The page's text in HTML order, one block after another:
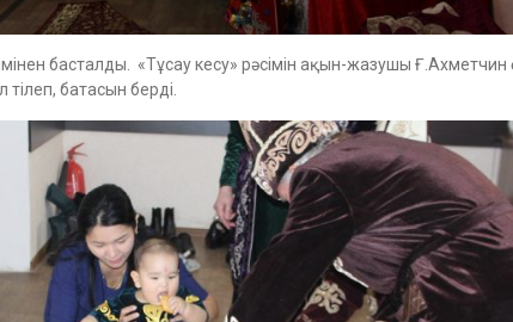
басталды. «Тұсау кесу» рәсімін ақын-жазушы Ғ.Ахметчин
батасын берді.